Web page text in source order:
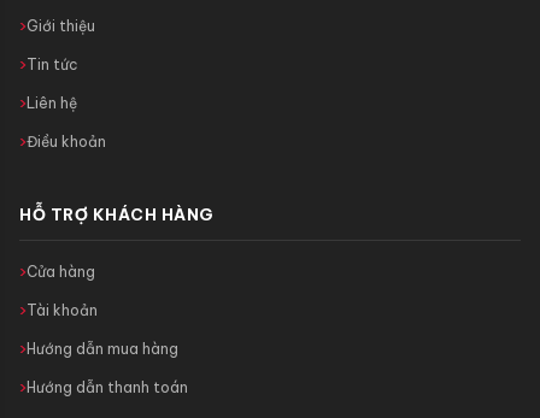
Giới thiệu
Tin tức
Liên hệ
Điều khoản
HỖ TRỢ KHÁCH HÀNG
Cửa hàng
Tài khoản
Hướng dẫn mua hàng
Hướng dẫn thanh toán